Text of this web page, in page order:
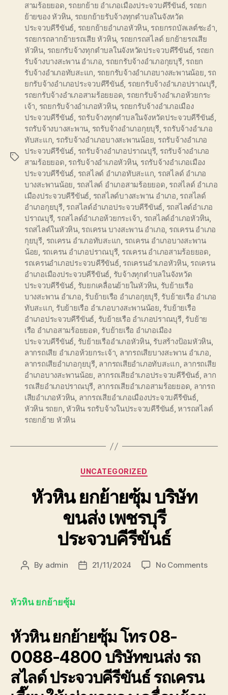
Tags
สามร้อยยอด, รถยกย้าย อำเภอเมืองประจวบคีรีขันธ์, รถยก
ย้ายของ หัวหิน, รถยกย้ายรับจ้างทุกตำบลในจังหวัด
ประจวบคีรีขันธ์, รถยกย้ายอำเภอหัวหิน, รถยกรถบัลเลต์ชะอำ,
รถยกรถลากย้ายรถเสีย หัวหิน, รถยกรถสไลด์ ยกย้ายรถเสีย
หัวหิน, รถยกรับจ้างทุกตำบลในจังหวัดประจวบคีรีขันธ์, รถยก
รับจ้างบางสะพาน อำเภอ, รถยกรับจ้างอำเภอกุยบุรี, รถยก
รับจ้างอำเภอทับสะแก, รถยกรับจ้างอำเภอบางสะพานน้อย, รถ
ยกรับจ้างอำเภอประจวบคีรีขันธ์, รถยกรับจ้างอำเภอปราณบุรี,
รถยกรับจ้างอำเภอสามร้อยยอด, รถยกรับจ้างอำเภอห้วยกระ
เจ้า, รถยกรับจ้างอำเภอหัวหิน, รถยกรับจ้างอำเภอเมือง
ประจวบคีรีขันธ์, รถรับจ้างทุกตำบลในจังหวัดประจวบคีรีขันธ์,
รถรับจ้างบางสะพาน, รถรับจ้างอำเภอกุยบุรี, รถรับจ้างอำเภอ
ทับสะแก, รถรับจ้างอำเภอบางสะพานน้อย, รถรับจ้างอำเภอ
ประจวบคีรีขันธ์, รถรับจ้างอำเภอปราณบุรี, รถรับจ้างอำเภอ
สามร้อยยอด, รถรับจ้างอำเภอหัวหิน, รถรับจ้างอำเภอเมือง
ประจวบคีรีขันธ์, รถสไลด์ อำเภอทับสะแก, รถสไลด์ อำเภอ
บางสะพานน้อย, รถสไลด์ อำเภอสามร้อยยอด, รถสไลด์ อำเภอ
เมืองประจวบคีรีขันธ์, รถสไลด์บางสะพาน อำเภอ, รถสไลด์
อำเภอกุยบุรี, รถสไลด์อำเภอประจวบคีรีขันธ์, รถสไลด์อำเภอ
ปราณบุรี, รถสไลด์อำเภอห้วยกระเจ้า, รถสไลด์อำเภอหัวหิน,
รถสไลด์ในหัวหิน, รถเครน บางสะพาน อำเภอ, รถเครน อำเภอ
กุยบุรี, รถเครน อำเภอทับสะแก, รถเครน อำเภอบางสะพาน
น้อย, รถเครน อำเภอปราณบุรี, รถเครน อำเภอสามร้อยยอด,
รถเครนอำเภอประจวบคีรีขันธ์, รถเครนอำเภอหัวหิน, รถเครน
อำเภอเมืองประจวบคีรีขันธ์, รับจ้างทุกตำบลในจังหวัด
ประจวบคีรีขันธ์, รับยกเคลื่อนย้ายในหัวหิน, รับย้ายเรือ
บางสะพาน อำเภอ, รับย้ายเรือ อำเภอกุยบุรี, รับย้ายเรือ อำเภอ
ทับสะแก, รับย้ายเรือ อำเภอบางสะพานน้อย, รับย้ายเรือ
อำเภอประจวบคีรีขันธ์, รับย้ายเรือ อำเภอปราณบุรี, รับย้าย
เรือ อำเภอสามร้อยยอด, รับย้ายเรือ อำเภอเมือง
ประจวบคีรีขันธ์, รับย้ายเรืออำเภอหัวหิน, รับสร้างป้อมหัวหิน,
ลากรถเสีย อำเภอห้วยกระเจ้า, ลากรถเสียบางสะพาน อำเภอ,
ลากรถเสียอำเภอกุยบุรี, ลากรถเสียอำเภอทับสะแก, ลากรถเสีย
อำเภอบางสะพานน้อย, ลากรถเสียอำเภอประจวบคีรีขันธ์, ลาก
รถเสียอำเภอปราณบุรี, ลากรถเสียอำเภอสามร้อยยอด, ลากรถ
เสียอำเภอหัวหิน, ลากรถเสียอำเภอเมืองประจวบคีรีขันธ์,
หัวหิน รถยก,หัวหิน รถรับจ้างในประจวบคีรีขันธ์,หารถสไลด์
รถยกย้าย หัวหิน
Categories
UNCATEGORIZED
หัวหิน ยกย้ายซุ้ม บริษัท
ขนส่ง เพชรบุรี
ประจวบคีรีขันธ์
Post
By admin
Post21/11/2024 No Commentson
หัวหิน ยกย้ายซุ้ม
หัวหิน ยกย้ายซุ้ม โทร 08-
0088-4800 บริษัทขนส่ง รถ
สไลด์ ประจวบคีรีขันธ์ รถเครน